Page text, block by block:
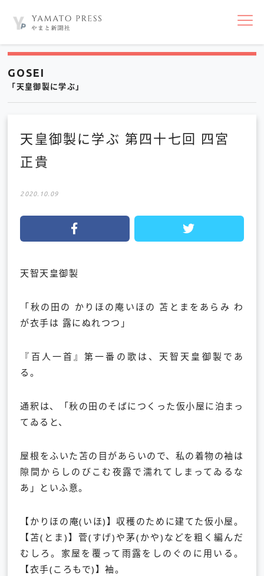
nav
GOSEI
「天皇御製に学ぶ」
天皇御製に学ぶ 第四十七回 四宮
正貴
2020.10.09
天智天皇御製
「秋の田の かりほの庵いほの 苫とまをあらみ わ
が衣手は 露にぬれつつ」
『百人一首』第一番の歌は、天智天皇御製であ
る。
通釈は、「秋の田のそばにつくった仮小屋に泊まっ
てゐると、
屋根をふいた苫の目があらいので、私の着物の袖は
隙間からしのびこむ夜露で濡れてしまってゐるな
あ」といふ意。
【かりほの庵(いほ)】収穫のために建てた仮小屋。
【苫(とま)】菅(すげ)や茅(かや)などを粗く編んだ
むしろ。家屋を覆って雨露をしのぐのに用いる。
【衣手(ころもで)】袖。